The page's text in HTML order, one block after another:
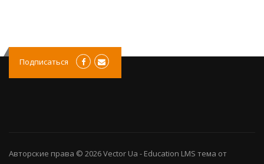
Подписаться
Авторские права © 2026Vector Ua - Education LMS тема от